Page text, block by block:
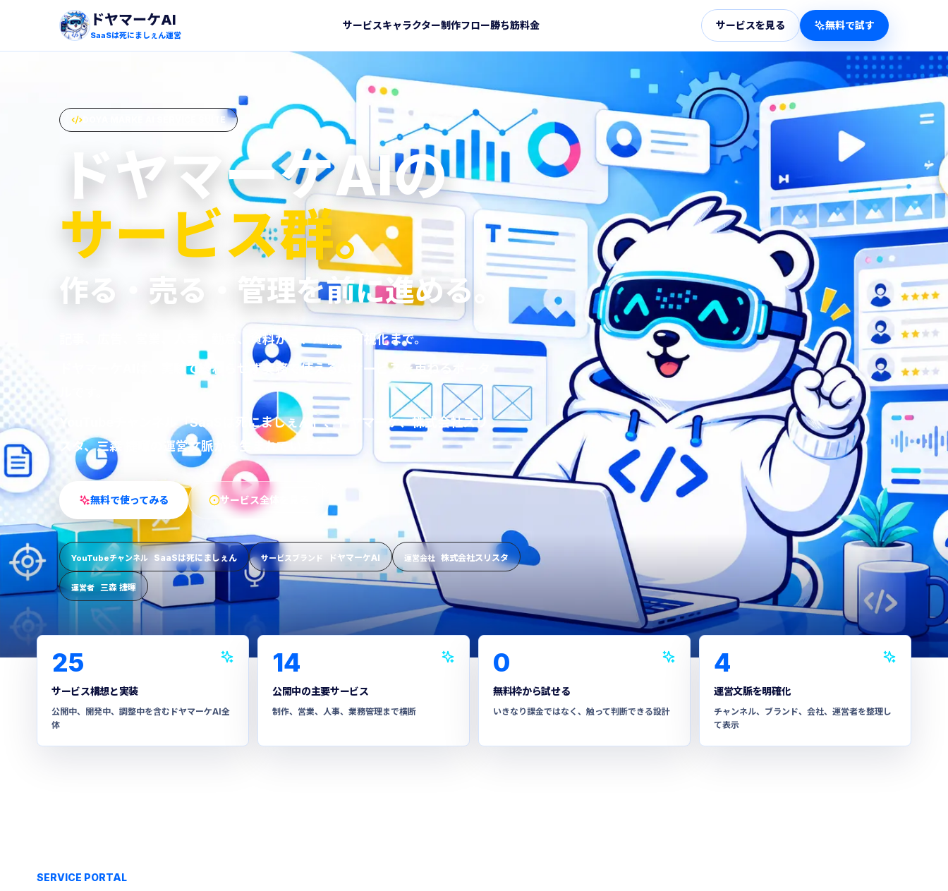
ドヤマーケAI
SaaSは死にましぇん運営
サービスキャラクター制作フロー勝ち筋料金 サービスを見る 無料で試す
DOYA MARKE AI SERVICE SUITE
ドヤマーケAIの
サービス群。
作る・売る・管理を前に進める。
記事、広告、営業、人事、勤怠、資料から、
AI検索可視化まで。
ドヤマーケAIは、実験で終わらせず実務で使えるAIサービスを束ねるポータ
YouTubeチャンネル「SaaSは死にましぇん」、ドヤマーケ、株式会社スリ
スタ、三森 捷暉の運営文脈から生まれています。
無料で使ってみる サービス全体を見る
YouTubeチャンネル SaaSは死にましぇん サービスブランド ドヤマーケAI 運営会社 株式会社スリスタ
運営者 三森 捷暉
25
サービス構想と実装
公開中、開発中、調整中を含むドヤマーケAI全
体
14
公開中の主要サービス
制作、営業、人事、業務管理まで横断
0
無料枠から試せる
いきなり課金ではなく、触って判断できる設計
4
運営文脈を明確化
チャンネル、ブランド、会社、運営者を整理し
て表示
SERVICE PORTAL